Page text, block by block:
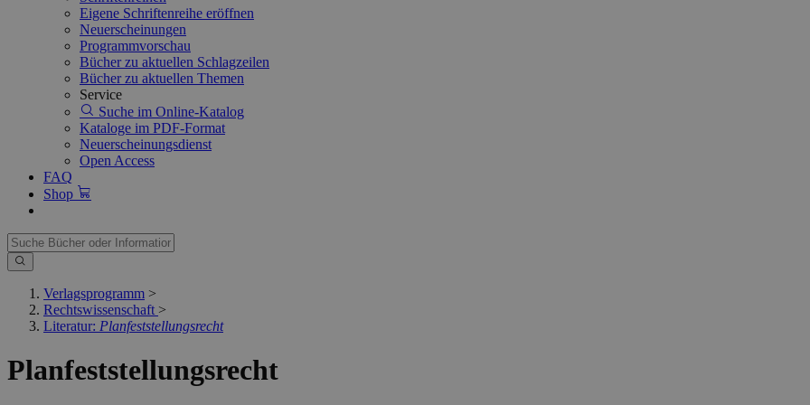
Eigene Schriftenreihe eröffnen
Neuerscheinungen
Programmvorschau
Bücher zu aktuellen Schlagzeilen
Bücher zu aktuellen Themen
Service
Suche im Online-Katalog
Kataloge im PDF-Format
Neuerscheinungsdienst
Open Access
FAQ
Shop
Verlagsprogramm >
Rechtswissenschaft >
Literatur: Planfeststellungsrecht
Planfeststellungsrecht